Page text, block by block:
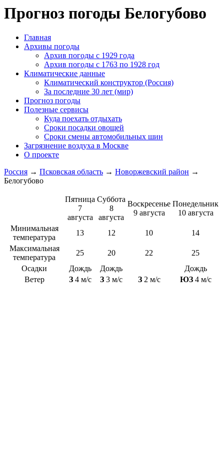
Прогноз погоды Белогубово
Главная
Архивы погоды
Архив погоды c 1929 года
Архив погоды c 1763 по 1928 год
Климатические данные
Климатический конструктор (Россия)
За последние 30 лет (мир)
Прогноз погоды
Полезные сервисы
Куда поехать отдыхать
Сроки посадки овощей
Сроки смены автомобильных шин
Загрязнение воздуха в Москве
О проекте
Россия → Псковская область → Новоржевский район →
Белогубово
Пятница
7
августа
Суббота
8
августа
Воскресенье
9 августа
Понедельник
10 августа
Минимальная
температура
13 12 10
14
Максимальная
температура
25 20 22
25
Осадки
Дождь Дождь
Дождь
Ветер
З4 м/с З 3 м/с З2 м/с ЮЗ4 м/с